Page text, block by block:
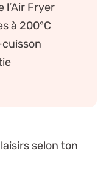
l’Air Fryer
à 200°C
selon ton